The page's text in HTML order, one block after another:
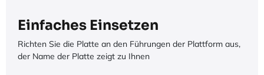
Einfaches Einsetzen
Richten Sie die Platte an den Führungen der Plattform aus,
der Name der Platte zeigt zu Ihnen